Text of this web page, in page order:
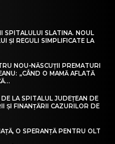
SPITALULUI SLATINA. NOUL
ȘI REGULI SIMPLIFICATE LA
NOU-NĂSCUȚII PREMATURI
„CÂND O MAMĂ AFLATĂ
LA SPITALUL JUDEȚEAN DE
ȘI FINANȚĂRII CAZURILOR DE
O SPERANȚĂ PENTRU OLT